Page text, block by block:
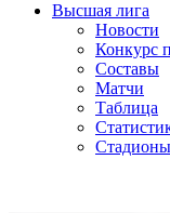
Высшая лига
Новости
Конкурс
Составы
Матчи
Таблица
Стадионы